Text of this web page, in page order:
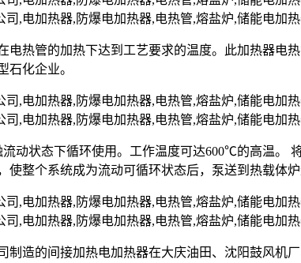
热管的加热下达到工艺要求的温度。此加热器电
石化企业。
动状态下循环使用。工作温度可达600℃的高温。
整个系统成为流动可循环状态后，泵送到热载体炉
造的间接加热电加热器在大庆油田、沈阳鼓风机